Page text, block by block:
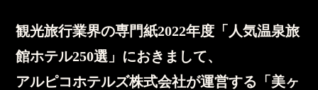
観光旅行業界の専門紙2022年度「人気温泉旅
館ホテル250選」におきまして、
アルピコホテルズ株式会社が運営する「美ヶ